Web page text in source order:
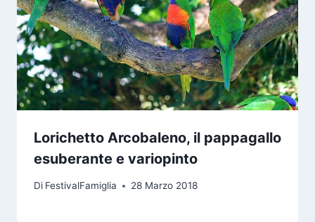
Lorichetto Arcobaleno, il pappagallo
esuberante e variopinto
Di FestivalFamiglia 28 Marzo 2018